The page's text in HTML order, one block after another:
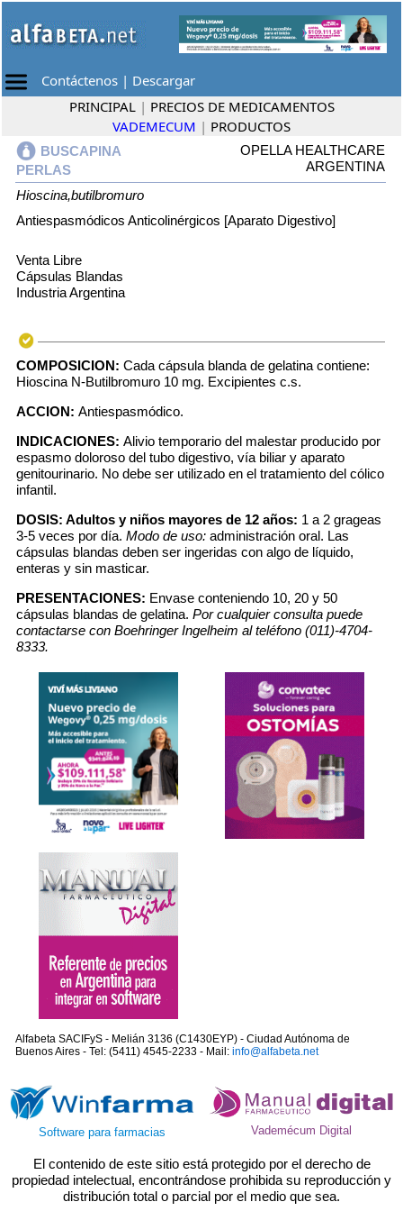
Contáctenos | Descargar
PRINCIPAL | PRECIOS DE MEDICAMENTOS
VADEMECUM | PRODUCTOS
BUSCAPINA
PERLAS
OPELLA HEALTHCARE
ARGENTINA
Hioscina,butilbromuro
Antiespasmódicos Anticolinérgicos [Aparato Digestivo]
Venta Libre
Cápsulas Blandas
Industria Argentina
COMPOSICION: Cada cápsula blanda de gelatina contiene:
Hioscina N-Butilbromuro 10 mg. Excipientes c.s.
ACCION: Antiespasmódico.
INDICACIONES: Alivio temporario del malestar producido por
espasmo doloroso del tubo digestivo, vía biliar y aparato
genitourinario. No debe ser utilizado en el tratamiento del cólico
infantil.
DOSIS: Adultos y niños mayores de 12 años: 1 a 2 grageas
3-5 veces por día. Modo de uso: administración oral. Las
cápsulas blandas deben ser ingeridas con algo de líquido,
enteras y sin masticar.
PRESENTACIONES: Envase conteniendo 10, 20 y 50
cápsulas blandas de gelatina. Por cualquier consulta puede
contactarse con Boehringer Ingelheim al teléfono (011)-4704-
8333.
Alfabeta SACIFyS - Melián 3136 (C1430EYP) - Ciudad Autónoma de
Buenos Aires - Tel: (5411) 4545-2233 - Mail: info@alfabeta.net
Software para farmacias Vademécum Digital
El contenido de este sitio está protegido por el derecho de
propiedad intelectual, encontrándose prohibida su reproducción y
distribución total o parcial por el medio que sea.